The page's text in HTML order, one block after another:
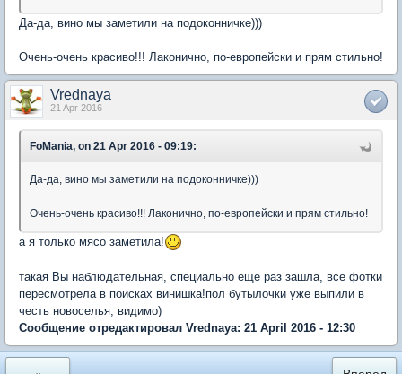
Да-да, вино мы заметили на подоконничке)))
Очень-очень красиво!!! Лаконично, по-европейски и прям стильно!
Vrednaya
21 Apr 2016
FoMania, on 21 Apr 2016 - 09:19:
Да-да, вино мы заметили на подоконничке)))
Очень-очень красиво!!! Лаконично, по-европейски и прям стильно!
а я только мясо заметила!
такая Вы наблюдательная, специально еще раз зашла, все фотки
пересмотрела в поисках винишка!пол бутылочки уже выпили в
честь новоселья, видимо)
Сообщение отредактировал Vrednaya: 21 April 2016 - 12:30